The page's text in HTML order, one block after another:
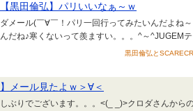
黒田倫弘】パリいいなぁ～ｗ
メール(￣∀￣！パリ一回行ってみたいんだよね
だね♪寒くないって羨ますい。。。^～^JUGEM
黒田倫弘と
】メール見たよｗ＞∀＜
ぶりでございます。。。<(_ _)>クロダさんから